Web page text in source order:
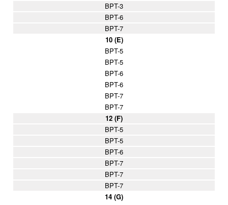
BPT-3
BPT-6
BPT-7
10 (E)
BPT-5
BPT-5
BPT-6
BPT-6
BPT-7
BPT-7
12 (F)
BPT-5
BPT-5
BPT-6
BPT-7
BPT-7
BPT-7
14 (G)